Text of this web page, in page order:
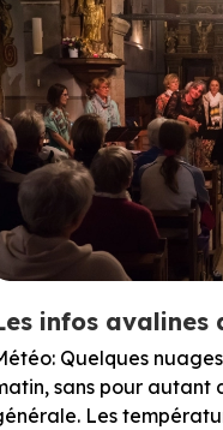
infos avalines
Quelques
sans pour autant
Les